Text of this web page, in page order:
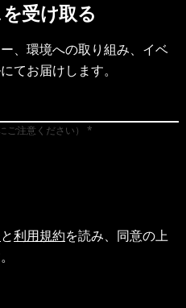
受け取る
、環境への取り組み、イベ
てお届けします。
注意ください）
と利用規約を読み、同意の上